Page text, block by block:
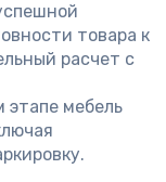
товара к
расчет с
этапе мебель